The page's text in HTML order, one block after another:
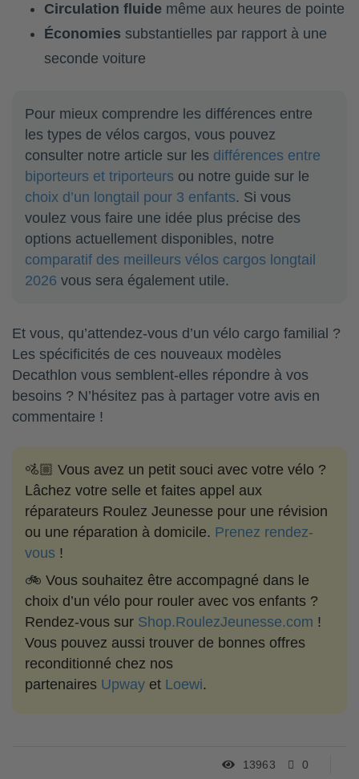
Circulation fluide même aux heures de pointe
Économies substantielles par rapport à une
seconde voiture
Pour mieux comprendre les différences entre
les types de vélos cargos, vous pouvez
consulter notre article sur les différences entre
biporteurs et triporteurs ou notre guide sur le
choix d’un longtail pour 3 enfants. Si vous
voulez vous faire une idée plus précise des
options actuellement disponibles, notre
comparatif des meilleurs vélos cargos longtail
2026 vous sera également utile.
Et vous, qu’attendez-vous d’un vélo cargo familial ?
Les spécificités de ces nouveaux modèles
Decathlon vous semblent-elles répondre à vos
besoins ? N’hésitez pas à partager votre avis en
commentaire !
🚵🏼 Vous avez un petit souci avec votre vélo ?
Lâchez votre selle et faites appel aux
réparateurs Roulez Jeunesse pour une révision
ou une réparation à domicile. Prenez rendez-
vous !
🚲 Vous souhaitez être accompagné dans le
choix d’un vélo pour rouler avec vos enfants ?
Rendez-vous sur Shop.RoulezJeunesse.com !
Vous pouvez aussi trouver de bonnes offres
reconditionné chez nos
partenaires Upway et Loewi.
13963 0